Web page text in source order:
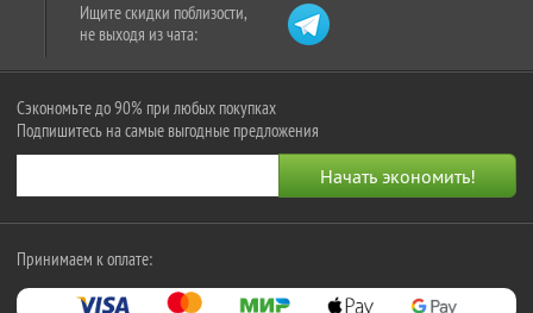
Ищите скидки поблизости,
не выходя из чата:
Сэкономьте до 90% при любых покупках
Подпишитесь на самые выгодные предложения
Принимаем к оплате: